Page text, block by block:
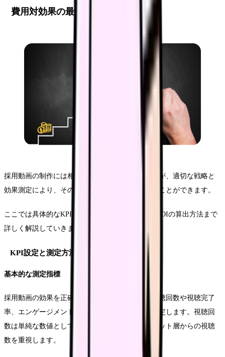
費用対効果の最大化
採用動画の制作には相応の投資が必要となりますが、適切な戦略と
効果測定により、その投資効果を最大限に高めることができます。
ここでは具体的なKPI設定から効果測定の方法、ROIの算出方法まで
詳しく解説していきます。
KPI設定と測定方法
基本的な測定指標
採用動画の効果を正確に把握するために、まず視聴回数や視聴完了
率、エンゲージメント率などの基本的な指標を設定します。視聴回
数は単純な数値として捉えるのではなく、ターゲット層からの視聴
数を重視します。